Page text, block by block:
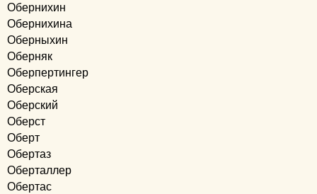
Обернихин
Обернихина
Оберныхин
Оберняк
Оберпертингер
Оберская
Оберский
Оберст
Оберт
Обертаз
Оберталлер
Обертас